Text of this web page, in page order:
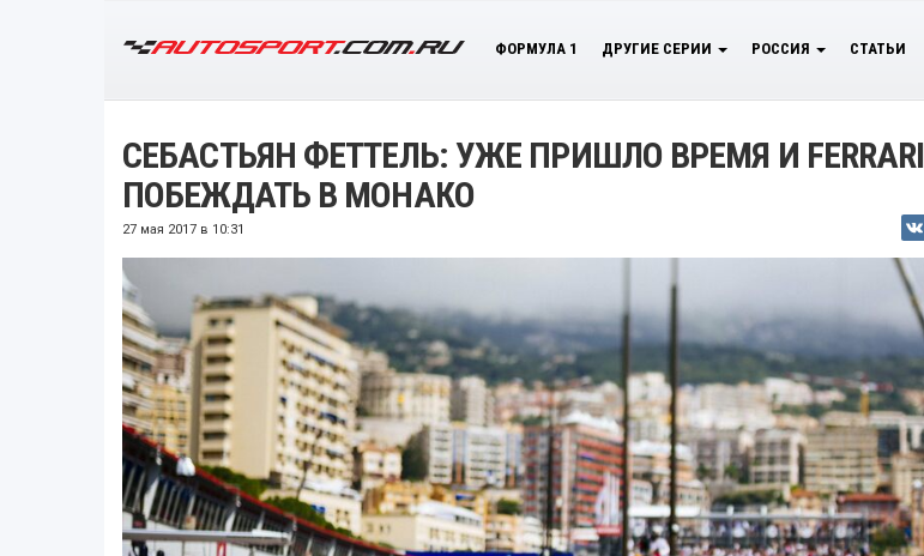
ФОРМУЛА 1 ДРУГИЕ СЕРИИ РОССИЯ СТАТЬИ
СЕБАСТЬЯН ФЕТТЕЛЬ: УЖЕ ПРИШЛО ВРЕМЯ И FERRARI
ПОБЕЖДАТЬ В МОНАКО
27 мая 2017 в 10:31